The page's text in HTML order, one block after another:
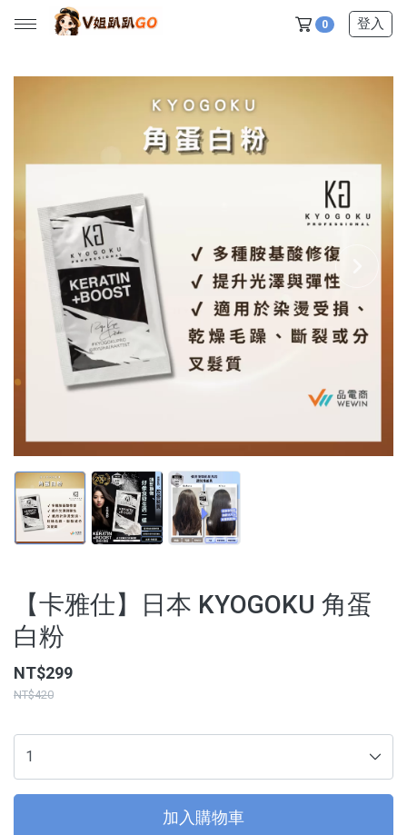
0 登入
【春季下殺特賣】
【新品上市】
【美髮護理】
【服飾內著】
【居家生活】
【營養保健】
【寵物用品】
【能量水晶】
服務/政策
【卡雅仕】日本 KYOGOKU 角蛋
白粉
NT$299
NT$420
加入購物車